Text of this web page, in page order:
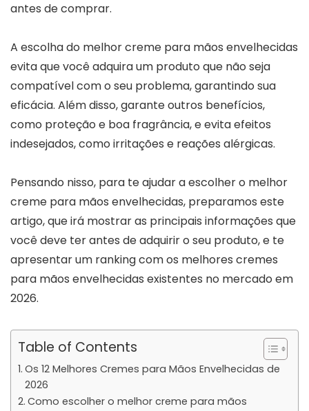
antes de comprar.
A escolha do melhor creme para mãos envelhecidas
evita que você adquira um produto que não seja
compatível com o seu problema, garantindo sua
eficácia. Além disso, garante outros benefícios,
como proteção e boa fragrância, e evita efeitos
indesejados, como irritações e reações alérgicas.
Pensando nisso, para te ajudar a escolher o melhor
creme para mãos envelhecidas, preparamos este
artigo, que irá mostrar as principais informações que
você deve ter antes de adquirir o seu produto, e te
apresentar um ranking com os melhores cremes
para mãos envelhecidas existentes no mercado em
2026.
Table of Contents
Os 12 Melhores Cremes para Mãos Envelhecidas de
2026
Como escolher o melhor creme para mãos